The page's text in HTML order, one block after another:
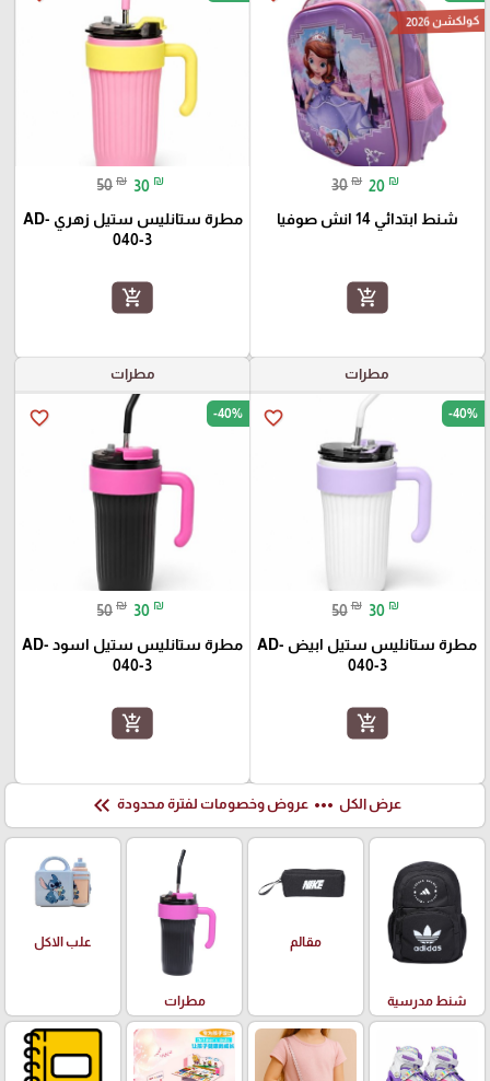
كولكشن 2026
30 ₪ 20 ₪
شنط ابتدائي 14 انش صوفيا
add_shopping_cart
50 ₪ 30 ₪
مطرة ستانليس ستيل زهري AD-
040-3
add_shopping_cart
مطرات
favorite_border -40%
50 ₪ 30 ₪
مطرة ستانليس ستيل ابيض AD-
040-3
add_shopping_cart
مطرات
favorite_border -40%
50 ₪ 30 ₪
مطرة ستانليس ستيل اسود AD-
040-3
add_shopping_cart
عرض الكل more_horiz عروض وخصومات لفترة محدودة keyboard_double_arrow_left
شنط مدرسية
مقالم
مطرات
علب الاكل